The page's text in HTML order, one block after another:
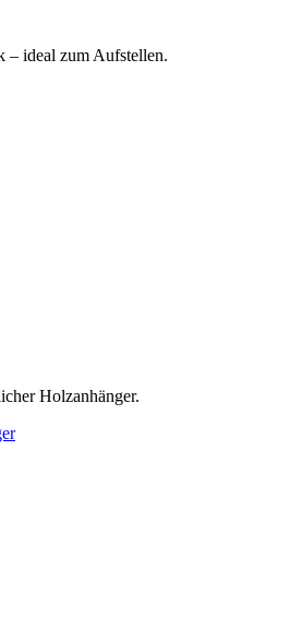
– ideal zum Aufstellen.
Holzanhänger.